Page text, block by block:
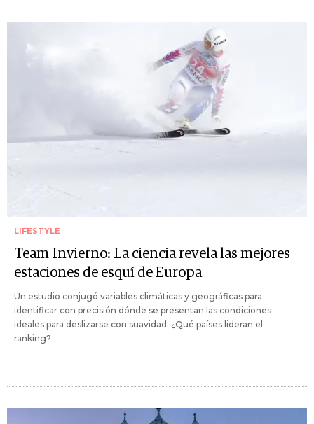
LIFESTYLE
Team Invierno: La ciencia revela las mejores
estaciones de esquí de Europa
Un estudio conjugó variables climáticas y geográficas para
identificar con precisión dónde se presentan las condiciones
ideales para deslizarse con suavidad. ¿Qué países lideran el
ranking?